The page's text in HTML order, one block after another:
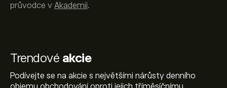
Trendové akcie
Podívejte se na akcie s největšími nárůsty denního
průvodce v Akademii.